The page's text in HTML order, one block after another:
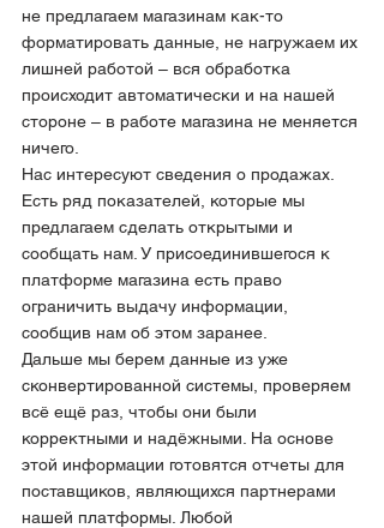
не предлагаем магазинам как-то
форматировать данные, не нагружаем их
лишней работой – вся обработка
происходит автоматически и на нашей
стороне – в работе магазина не меняется
ничего.
Нас интересуют сведения о продажах.
Есть ряд показателей, которые мы
предлагаем сделать открытыми и
сообщать нам. У присоединившегося к
платформе магазина есть право
ограничить выдачу информации,
сообщив нам об этом заранее.
Дальше мы берем данные из уже
сконвертированной системы, проверяем
всё ещё раз, чтобы они были
корректными и надёжными. На основе
этой информации готовятся отчеты для
поставщиков, являющихся партнерами
нашей платформы. Любой